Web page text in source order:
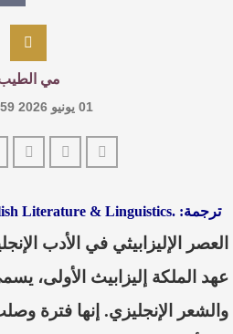
مي
01 يونيو 2026 03:59: م
Literature & Linguistics. ترجمة:
عهد الملكة إليزابيث الأولى،
والشعر الإنجليزي. إنها فترة وصلت